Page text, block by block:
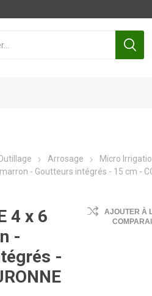
Arrosage
Micro
- Goutteurs intégrés - 15 cm -
4 x 6
-
-
AJOUTER À